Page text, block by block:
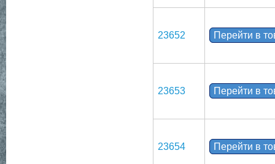
23652 Перейти в
23653 Перейти в
23654 Перейти в